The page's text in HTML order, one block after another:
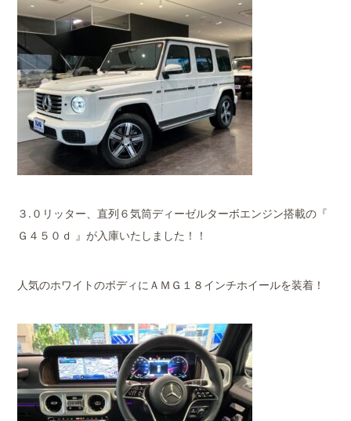
３.０リッター、直列６気筒ディーゼルターボエンジン搭載の『
Ｇ４５０ｄ 』が入庫いたしました！！
人気のホワイトのボディにＡＭＧ１８インチホイールを装着！